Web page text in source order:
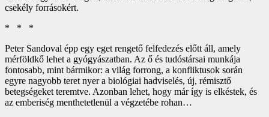
csekély forrásokért.
*
*
*
Peter Sandoval épp egy eget rengető felfedezés előtt áll, amely
mérföldkő lehet a gyógyászatban. Az ő és tudóstársai munkája
fontosabb, mint bármikor: a világ forrong, a konfliktusok során
egyre nagyobb teret nyer a biológiai hadviselés, új, rémisztő
betegségeket teremtve. Azonban lehet, hogy már így is elkéstek, és
az emberiség menthetetlenül a végzetébe rohan…